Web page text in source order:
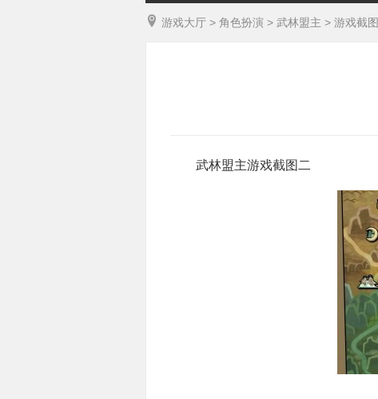
游戏大厅 > 角色扮演 > 武林盟主 > 游戏截图
武林盟主游戏截图二